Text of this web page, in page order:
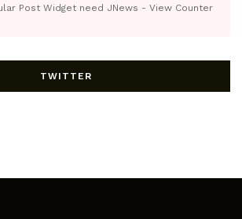
Post Widget need JNews - View Counter
TWITTER